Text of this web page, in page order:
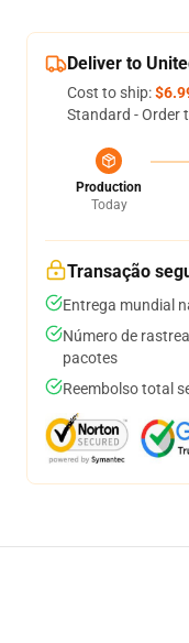
Deliver to
Cost to ship:
Standard - Order
Production
Today
Transação
Entrega mundial
Número de
pacotes
Reembolso total